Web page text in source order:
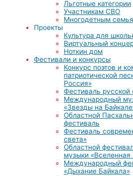
Льготные категории
Участникам СВО
Многодетным
Проекты
Культура для
Виртуальный
Ноткин дом
Фестивали и конкурсы
Конкурс поэтов и
патриотической
Россия»
Фестиваль русской
Международный
«Звезды на
Областной
фестиваль
Фестиваль
света»
Областной
музыки «Вселенная
Международный
«Дыхание Байкала»